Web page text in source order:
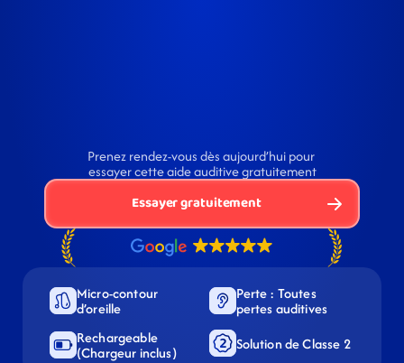
Prenez rendez-vous dès aujourd’hui pour
essayer cette aide auditive gratuitement
Essayer gratuitement
Micro-contour
d’oreille
Perte : Toutes
pertes auditives
Rechargeable
(Chargeur inclus)
Solution de Classe 2